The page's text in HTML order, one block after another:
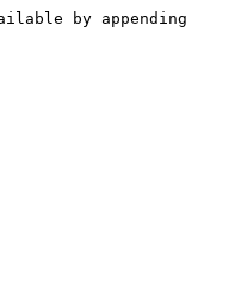
by appending